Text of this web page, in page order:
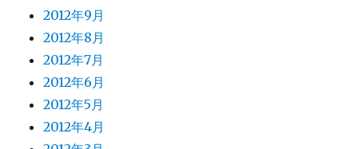
2012年9月
2012年8月
2012年7月
2012年6月
2012年5月
2012年4月